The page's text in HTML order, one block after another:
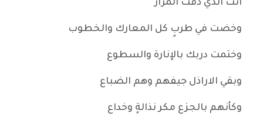
انت الذي ذقت المرار
وخضت في طربٍ كل المعارك والخطوب
وختمت دربك بالإنارة والسطوع
وبقي الاراذل جيفهم وهم الضباع
وكأنهم بالجزع مكر نذالةٍ وخداع